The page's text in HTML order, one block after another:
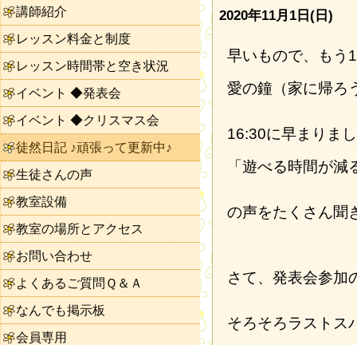
2020年11月1日(日)
早いもので、もう
愛の鐘（家に帰ろ
16:30に早まりま
「遊べる時間が
の声をたくさん聞
さて、発表会参加
そろそろラストス
講師紹介
レッスン料金と制度
レッスン時間帯と空き状況
イベント ◆発表会
イベント ◆クリスマス会
徒然日記 ♪頑張って更新中♪
生徒さんの声
教室設備
教室の場所とアクセス
お問い合わせ
よくあるご質問Ｑ＆Ａ
なんでも掲示板
会員専用